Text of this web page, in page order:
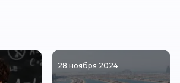
28 ноября 2024